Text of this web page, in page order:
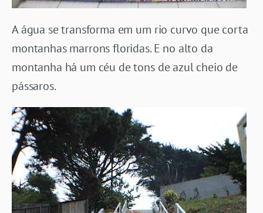
A água se transforma em um rio curvo que corta
montanhas marrons floridas. E no alto da
montanha há um céu de tons de azul cheio de
pássaros.